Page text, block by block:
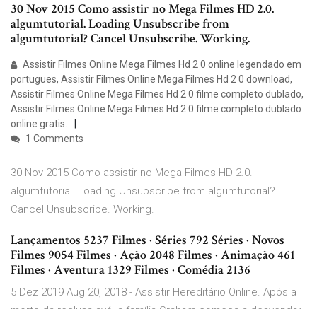
30 Nov 2015 Como assistir no Mega Filmes HD 2.0.
algumtutorial. Loading Unsubscribe from
algumtutorial? Cancel Unsubscribe. Working.
Assistir Filmes Online Mega Filmes Hd 2 0 online legendado em
portugues, Assistir Filmes Online Mega Filmes Hd 2 0 download,
Assistir Filmes Online Mega Filmes Hd 2 0 filme completo dublado,
Assistir Filmes Online Mega Filmes Hd 2 0 filme completo dublado
online gratis.
1 Comments
30 Nov 2015 Como assistir no Mega Filmes HD 2.0.
algumtutorial. Loading Unsubscribe from algumtutorial?
Cancel Unsubscribe. Working.
Lançamentos 5237 Filmes · Séries 792 Séries · Novos
Filmes 9054 Filmes · Ação 2048 Filmes · Animação 461
Filmes · Aventura 1329 Filmes · Comédia 2136
5 Dez 2019 Aug 20, 2018 - Assistir Hereditário Online. Após a